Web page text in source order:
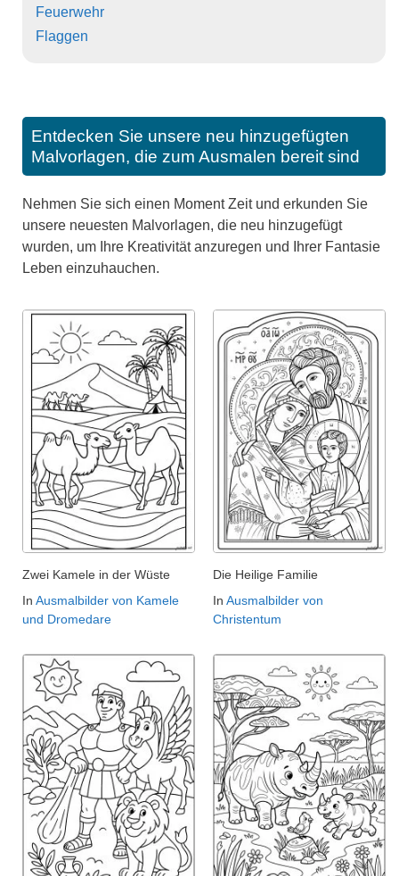
Feuerwehr
Flaggen
Entdecken Sie unsere neu hinzugefügten
Malvorlagen, die zum Ausmalen bereit sind
Nehmen Sie sich einen Moment Zeit und erkunden Sie
unsere neuesten Malvorlagen, die neu hinzugefügt
wurden, um Ihre Kreativität anzuregen und Ihrer Fantasie
Leben einzuhauchen.
Zwei Kamele in der Wüste
In Ausmalbilder von Kamele
und Dromedare
Die Heilige Familie
In Ausmalbilder von
Christentum